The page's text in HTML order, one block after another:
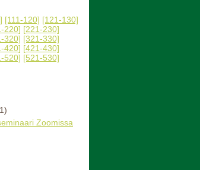
[111-120] [121-130]
220] [221-230]
320] [321-330]
420] [421-430]
520] [521-530]
Zoomissa